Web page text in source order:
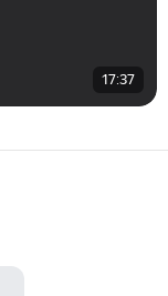
17:37